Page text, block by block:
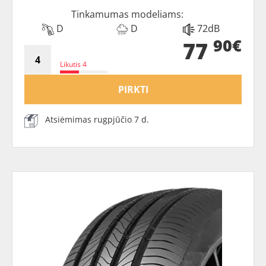
Tinkamumas modeliams:
D
D 72dB
Likutis 4 77 90€
PIRKTI
Atsiėmimas rugpjūčio 7 d.